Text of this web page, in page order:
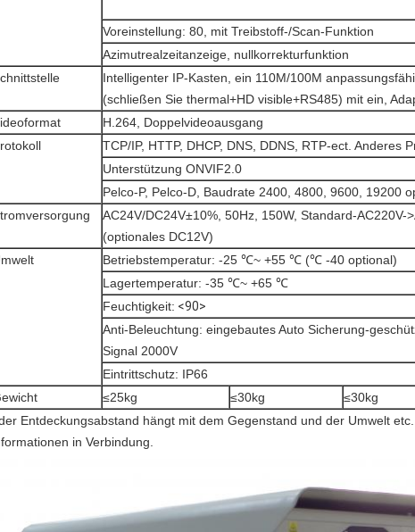
Voreinstellung: 80, mit Treibstoff-/Scan-Funktion
Azimutrealzeitanzeige, nullkorrekturfunktion
Intelligenter IP-Kasten, ein 110M/100M
(schließen Sie thermal+HD visible+RS485) mit ein,
H.264, Doppelvideoausgang
TCP/IP, HTTP, DHCP, DNS, DDNS, RTP-ect. Anderes
Unterstützung ONVIF2.0
Pelco-P, Pelco-D, Baudrate 2400, 4800, 9600, 19200
AC24V/DC24V±10%, 50Hz, 150W, Standard-AC220V-
(optionales DC12V)
Betriebstemperatur: -25 ℃~ +55 ℃ (℃ -40 optional)
Lagertemperatur: -35 ℃~ +65 ℃
Feuchtigkeit: <90>
Anti-Beleuchtung: eingebautes Auto Sicherung-
Signal 2000V
Eintrittschutz: IP66
≤25kg ≤30kg ≤30kg
Entdeckungsabstand hängt mit dem Gegenstand und der Umwelt
in Verbindung.